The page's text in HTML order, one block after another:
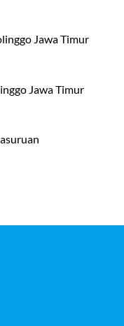
Jawa Timur
Jawa Timur